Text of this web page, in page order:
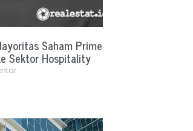
Saham Prime
Sektor Hospitality